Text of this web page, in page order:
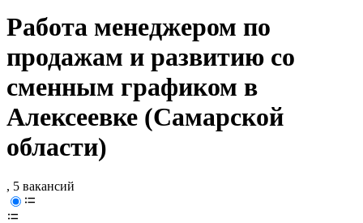
Работа менеджером по
продажам и развитию со
сменным графиком в
Алексеевке (Самарской
области)
, 5 вакансий